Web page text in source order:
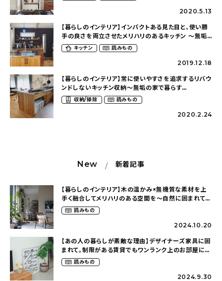
2020.5.13
【暮らしのインテリア】インパクトある見た目と、使い勝
手の良さを両立させたメリハリのあるキッチン ～無垢
の家で暮らす（koko_ieさん）
キッチン 読みもの
2019.12.18
【暮らしのインテリア】常に使いやすさを追求するリバウ
ンドしないキッチン収納～無垢の家で暮らす
（koko_ieさん）
収納/掃除 読みもの
2020.2.24
New 新着記事
【暮らしのインテリア】木の温かみ×無機質な素材を上
手く融合してメリハリのある空間を〜自然に囲まれて暮
らす（ki_no_ieさん）
読みもの
2024.10.20
【あの人の暮らしが素敵な理由】デザイナーズ家具に囲
まれて。制限がある賃貸でもワンランク上のお部屋に〜
狭くても好きな暮らしのこと（_____chika708さん）
読みもの
2024.9.30